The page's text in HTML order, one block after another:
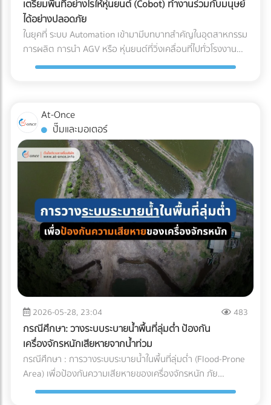
ต้องทำอย่างรวดเร็ว และขนถ่ายสินค้าขึ้นรถบรรทุกห้องเย็น
(Refrigerated Truck) ทันที เพื่อนำไปจัดเก็บในคลังสินค้าปรับ
อากาศของโรงงาน รอการเบิกจ่ายเข้าสู่สายพานการผลิตต่อไป
ผลตอบแทนของการลงทุนใน Cold Chain สำหรับโรงงาน F&B
หลายองค์กรอาจมองว่าค่าใช้จ่ายในระบบ Cold Chain Logistics
ความเสี่ยงที่คุ้มค่า: ลดอัตราของเสีย (Zero False Reject):
ป้องกันปัญหาสินค้าไม่ได้สเปก (Out of Spec) เมื่อมาถึงโรงงาน
ซึ่งหากสีหรือกลิ่นเพี้ยนไป ฝ่าย QA/QC จะต้องตีกลับสินค้าทั้ง
แบตช์ ทำให้เสียทั้งเงินและเวลา ความเสถียรของผลิตภัณฑ์
(Product Consistency): การใช้วัตถุดิบที่คุณภาพคงที่ ช่วยให้
โรงงานควบคุมมาตรฐานของสินค้าสำเร็จรูป (End-product) ได้
ง่ายขึ้น ไม่ว่าจะเป็นเครื่องดื่มบรรจุขวด หรือเบเกอรี่ สีและรสชาติ
จะเหมือนเดิมทุกรอบการผลิต ยืดอายุการจัดเก็บ (Extended
Shelf Life): มัทฉะที่ถูกควบคุมอุณหภูมิมาอย่างดีตั้งแต่ต้นทาง
จะมีอายุการจัดเก็บในคลังสินค้าของโรงงานได้นานขึ้น ช่วยให้ฝ่าย
จัดซื้อบริหารจัดการรอบการสั่งซื้อ (Lead Time) ได้อย่างยืดหยุ่น
บทสรุป คุณภาพของเครื่องดื่มหรืออาหารรสมัทฉะ ไม่ได้เริ่มต้นที่
สายพานการผลิตในโรงงาน แต่เริ่มต้นตั้งแต่การเลือกใช้วัตถุดิบ
และการบริหารจัดการ Supply Chain สำหรับองค์กรและโรงงานผู้
ผลิต การทำความเข้าใจระบบ Cold Chain Logistics และการ
เลือกพาร์ทเนอร์ผู้นำเข้าที่มีมาตรฐานการควบคุมอุณหภูมิที่
รัดกุมและสามารถตรวจสอบย้อนกลับได้ (Traceability) จึงเป็น
กลยุทธ์สำคัญที่จะช่วยปกป้องคุณภาพของสินค้า รักษากำไร และ
สร้างความไว้วางใจให้กับผู้บริโภคได้อย่างยั่งยืน
เส้นทางให้ชัดเจนเพื่อหลีกเลี่ยงการวิ่งรถอ้อม ซึ่งจะช่วยลดต้นทุน
ค่าน้ำมันและค่าล่วงเวลา (OT) ของคนขับรถ เลือกบริษัทรถเช่าที่
จดทะเบียนนิติบุคคล: ข้อนี้สำคัญที่สุด! เพื่อให้สามารถออก ใบ
กำกับภาษีค่าเช่ารถ และทำเอกสารหัก ณ ที่จ่ายได้อย่างถูกต้อง
ตามกฎหมาย เช็กลิสต์เอกสารที่ HR และจัดซื้อต้องเตรียมให้ฝ่าย
เหมาคันสำหรับทริปต่อไปอยู่หรือเปล่า? เปรียบเทียบราคาและ
ค้นหาบริษัทให้ เช่ารถบัสนิติบุคคล ที่เชื่อถือได้ ออกใบกำกับภาษี
ได้ 100% บนแพลตฟอร์ม At-Once ได้เลย
เตรียมพื้นที่อย่างไรให้หุ่นยนต์ (Cobot) ทำงานร่วมกับมนุษย์
ได้อย่างปลอดภัย
ในยุคที่ ระบบ Automation เข้ามามีบทบาทสำคัญในอุตสาหกรรม
การผลิต การนำ AGV หรือ หุ่นยนต์ที่วิ่งเคลื่อนที่ไปทั่วโรงงาน
เข้ามาใช้งาน แต่คำถามที่วิศวกรและผู้จัดการโรงงานต้องตอบให้
มาใช้ระบบรถลำเลียงอัตโนมัติ (AGV) การนำรถลำเลียงสินค้า
อัตโนมัติ (AGV) เข้ามาใช้วิ่งส่งของในคลังสินค้าช่วยลดแรงงาน
ได้มหาศาล แต่เนื่องจากหุ่นยนต์ประเภทนี้มีการเคลื่อนที่ตลอด
เวลา การเตรียมพื้นที่จึงต้องรัดกุมเป็นพิเศษ: เคลียร์สิ่งกีดขวาง
และทำพื้นผิวให้เรียบ: ระบบนำทาง AGV ไม่ว่าจะเป็นแบบแถบแม่
เหล็กหรือระบบนำทางด้วยเลเซอร์ (LiDAR) จะทำงานได้ดีที่สุดบน
พื้นผิวที่เรียบ ไม่มีหลุมบ่อ และไม่มีเศษขยะบดบังเซนเซอร์ที่ตัวรถ
กำหนดทางวิ่งและจัดระเบียบ Traffic: ต้องระบุเส้นทางการวิ่งของ
AGV ให้ชัดเจน โดยเว้นระยะห่างจากทางเดินของมนุษย์
(Pedestrian Walkway) อย่างน้อย 0.5 เมตรตามมาตรฐาน และ
ต้องมีป้ายเตือนในจุดตัดหรือทางแยกที่หุ่นยนต์ต้องวิ่งผ่าน จัด
พื้นที่สถานีชาร์จไฟอัตโนมัติ (Charging Zone): รถ AGV ยุคใหม่
จะวิ่งกลับไปชาร์จแบตเตอรี่เองเมื่อแบตใกล้หมด พื้นที่นี้ต้องมีการ
ระบายอากาศที่ดีเนื่องจากมีความร้อนสูง และต้องติดตั้งระบบตัด
ไฟฉุกเฉิน ตรวจสอบระบบเซนเซอร์กันชน (Safety Laser
Scanner): ก่อนปล่อยรถวิ่งจริง ต้องทดสอบระบบตรวจจับสิ่ง
กีดขวางของรถ AGV ว่าสามารถเบรกหรือชะลอความเร็วได้ทัน
ท่วงทีเมื่อมีพนักงานเดินตัดหน้าตาม มาตรฐานความปลอดภัย
AGV ISO 3691-4 กำลังมองหาผู้เชี่ยวชาญด้านระบบ AGV หรือ
อยากเปลี่ยนคลังสินค้าเป็น Smart Warehouse? ค้นหาและ
At-Once
ปั๊มและมอเตอร์
2026-05-28, 23:04 483
กรณีศึกษา: วางระบบระบายน้ำพื้นที่ลุ่มต่ำ ป้องกัน
เครื่องจักรหนักเสียหายจากน้ำท่วม
กรณีศึกษา : การวางระบบระบายน้ำในพื้นที่ลุ่มต่ำ (Flood-Prone
Area) เพื่อป้องกันความเสียหายของเครื่องจักรหนัก ภัย
ธรรมชาติและฝนตกหนัก เป็นฝันร้ายของผู้รับเหมาและเจ้าของ